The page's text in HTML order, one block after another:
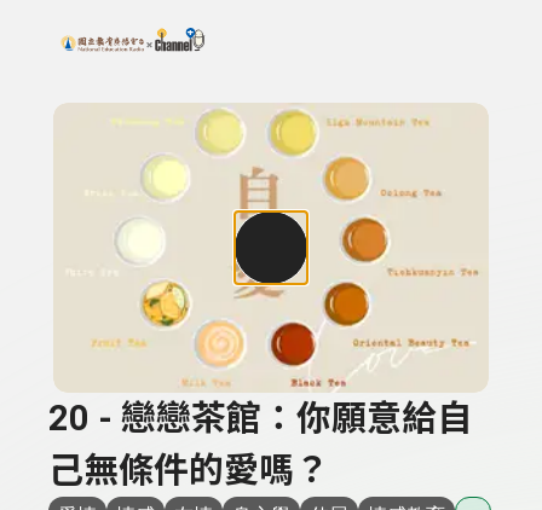
上方功能區塊
搜尋關鍵字：可輸入節目名稱、主持人或關鍵字
20 - 戀戀茶館：你願意給自
己無條件的愛嗎？